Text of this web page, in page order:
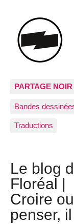
PARTAGE NOIR
Bandes
Traductions
Le blog
Floréal |
Croire ou
penser,